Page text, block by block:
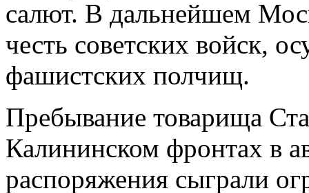
салют. В дальнейшем
честь советских войск,
фашистских полчищ.
Пребывание товарища
Калининском фронтах в
распоряжения сыграли